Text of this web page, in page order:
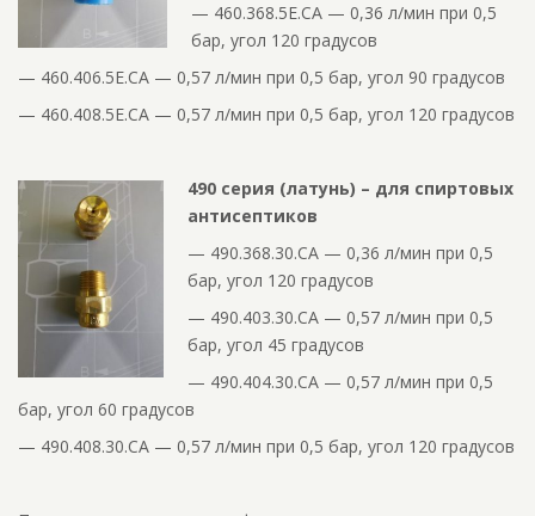
— 460.368.5E.CA — 0,36 л/мин при 0,5
бар, угол 120 градусов
— 460.406.5E.CA — 0,57 л/мин при 0,5 бар, угол 90 градусов
— 460.408.5E.CA — 0,57 л/мин при 0,5 бар, угол 120 градусов
490 серия (латунь) – для спиртовых
антисептиков
— 490.368.30.CA — 0,36 л/мин при 0,5
бар, угол 120 градусов
— 490.403.30.CA — 0,57 л/мин при 0,5
бар, угол 45 градусов
— 490.404.30.CA — 0,57 л/мин при 0,5
бар, угол 60 градусов
— 490.408.30.CA — 0,57 л/мин при 0,5 бар, угол 120 градусов